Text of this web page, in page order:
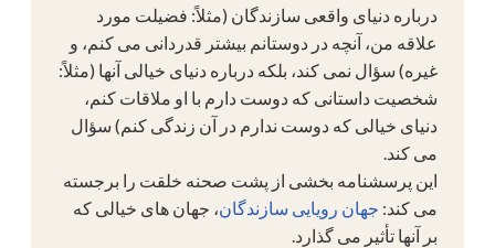
درباره دنیای واقعی سازندگان (مثلاً: فضیلت مورد
علاقه من، آنچه در دوستانم بیشتر قدردانی می کنم، و
غیره) سؤال نمی کند، بلکه درباره دنیای خیالی آنها (مثلاً:
شخصیت داستانی که دوست دارم با او ملاقات کنم،
دنیای خیالی که دوست ندارم در آن زندگی کنم) سؤال
می کند.
این پرسشنامه بخشی از پشت صحنه خلقت را برجسته
می کند: جهان رویایی سازندگان، جهان های خیالی که
بر آنها تأثیر می گذارد.